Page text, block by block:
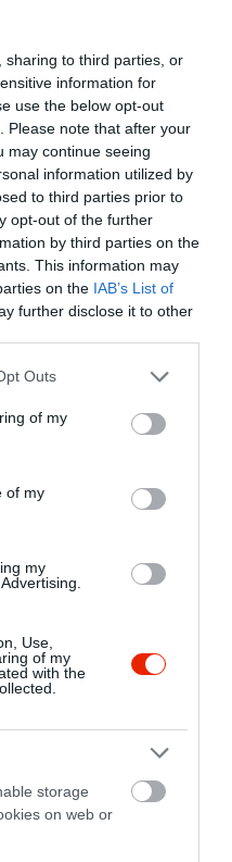
sharing to third parties, or
information for
use the below opt-out
Please note that after your
may continue seeing
information utilized by
to third parties prior to
opt-out of the further
by third parties on the
This information may
on the IAB’s List of
further disclose it to other
uses one or more Google
You may click to
its third-party tags to
purposes in below Google
Outs
of my
of my
my
Use,
of my
with the
storage
on web or
az asztal
az előbb említett
étkészlet
Ekkor már
rágyújtottam,
a hölgy
hogy nem hozott
ez történt. Sőt,
Így hát egy kicsit
italát.
hogy mit
pizzát
alatt a pincér
láthatóan, a
nem vette a lapot.
a rendelés
legalább
az
ezek nem történtek
egy
vagy kezdő lett